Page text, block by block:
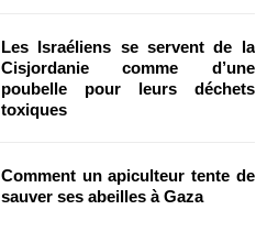
Les Israéliens se servent de la
Cisjordanie comme d’une
poubelle pour leurs déchets
toxiques
Comment un apiculteur tente de
sauver ses abeilles à Gaza